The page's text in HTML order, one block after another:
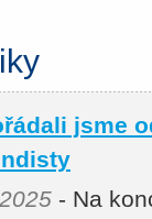
jsme
- Na